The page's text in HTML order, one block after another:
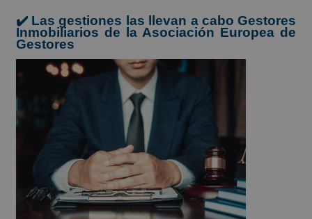
✔️ Las gestiones las llevan a cabo Gestores
Inmobiliarios de la Asociación Europea de
Gestores